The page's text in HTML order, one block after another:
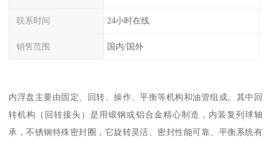
联系时间 24小时在线
销售范围 国内/国外
内浮盘主要由固定、回转、操作、平衡等机构和油管组成。其中回
转机构（回转接头）是用锻钢或铝合金精心制造，内装复列球轴
承，不锈钢特殊密封圈，它旋转灵活、密封性能可靠、平衡系统有